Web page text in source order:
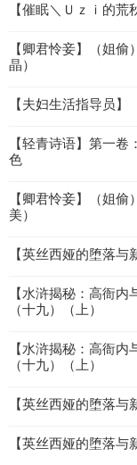
【催眠＼Ｕｚｉ的荒
【卿君怜妾】（姐
晶）
【夫妇生活指导员】
【轻青诗语】第一
色
【卿君怜妾】（姐
美）
【英丝西娅的堕落与
【水浒揭秘：高衙内
（十九）（上）
【水浒揭秘：高衙内
（十九）（上）
【英丝西娅的堕落与
【英丝西娅的堕落与